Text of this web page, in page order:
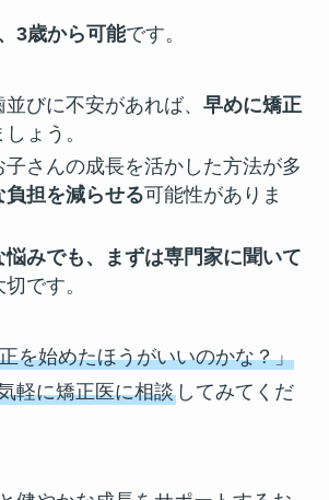
3歳から可能です。
びに不安があれば、 早めに矯正
ょう。
さんの成長を活かした方法が多
負担を減らせる可能性がありま
悩みでも、まずは専門家に聞いて
です。
を始めたほうがいいのかな？」
軽に矯正医に相談してみてくだ